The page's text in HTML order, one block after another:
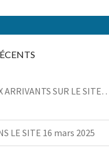
ARRIVANTS SUR LE
LE SITE 16 mars 2025